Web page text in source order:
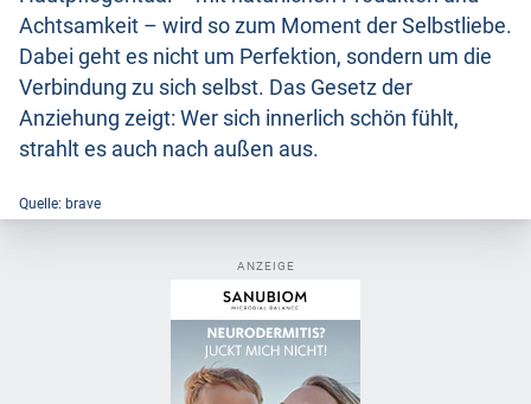
Achtsamkeit – wird so zum Moment der Selbstliebe.
Dabei geht es nicht um Perfektion, sondern um die
Verbindung zu sich selbst. Das Gesetz der
Anziehung zeigt: Wer sich innerlich schön fühlt,
strahlt es auch nach außen aus.
Quelle: brave
ANZEIGE